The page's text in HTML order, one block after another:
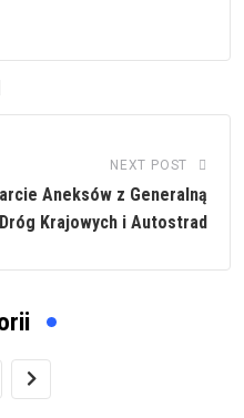
NEXT POST
Aneksów z Generalną
Krajowych i Autostrad